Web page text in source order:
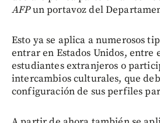
AFPun portavoz del
Esto ya se aplica a numerosos
entrar en Estados Unidos, entre
estudiantes extranjeros o
intercambios culturales, que
configuración de sus perfiles